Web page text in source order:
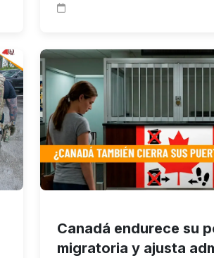
Canadá endurece su
migratoria y ajusta